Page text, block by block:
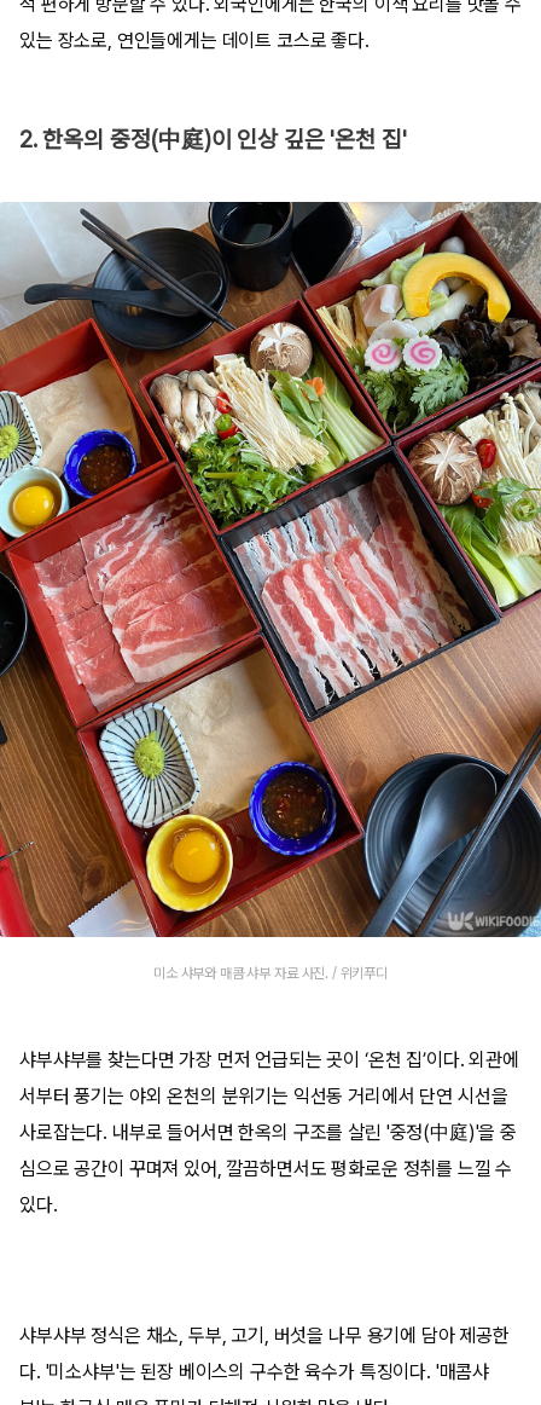
있는 장소로, 연인들에게는 데이트 코스로 좋다.
2. 한옥의 중정(中庭)이 인상 깊은 '온천 집'
미소 샤부와 매콤 샤부 자료 사진. / 위키푸디
샤부샤부를 찾는다면 가장 먼저 언급되는 곳이 ‘온천 집’이다. 외관에
서부터 풍기는 야외 온천의 분위기는 익선동 거리에서 단연 시선을
사로잡는다. 내부로 들어서면 한옥의 구조를 살린 '중정(中庭)'을 중
심으로 공간이 꾸며져 있어, 깔끔하면서도 평화로운 정취를 느낄 수
있다.
샤부샤부 정식은 채소, 두부, 고기, 버섯을 나무 용기에 담아 제공한
다. '미소샤부'는 된장 베이스의 구수한 육수가 특징이다. '매콤샤